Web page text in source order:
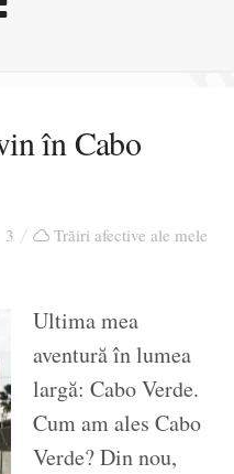
afective
Dunia
povestite
în Cabo
3
Trăiri afective ale mele
Ultima mea
aventură în lumea
largă: Cabo Verde.
Cum am ales Cabo
Verde? Din nou,